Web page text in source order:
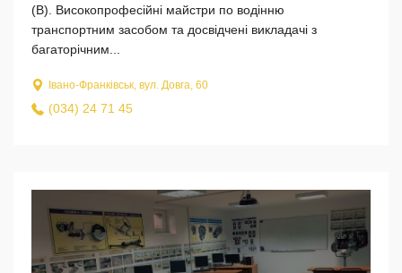
(В). Високопрофесійні майстри по водінню
транспортним засобом та досвідчені викладачі з
багаторічним...
Івано-Франківськ, вул. Довга, 60
(034) 24 71 45